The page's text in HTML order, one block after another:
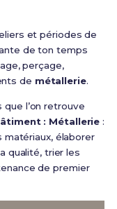
et périodes de
de ton temps
perçage,
de métallerie.
l’on retrouve
: Métallerie :
matériaux, élaborer
qualité, trier les
de premier